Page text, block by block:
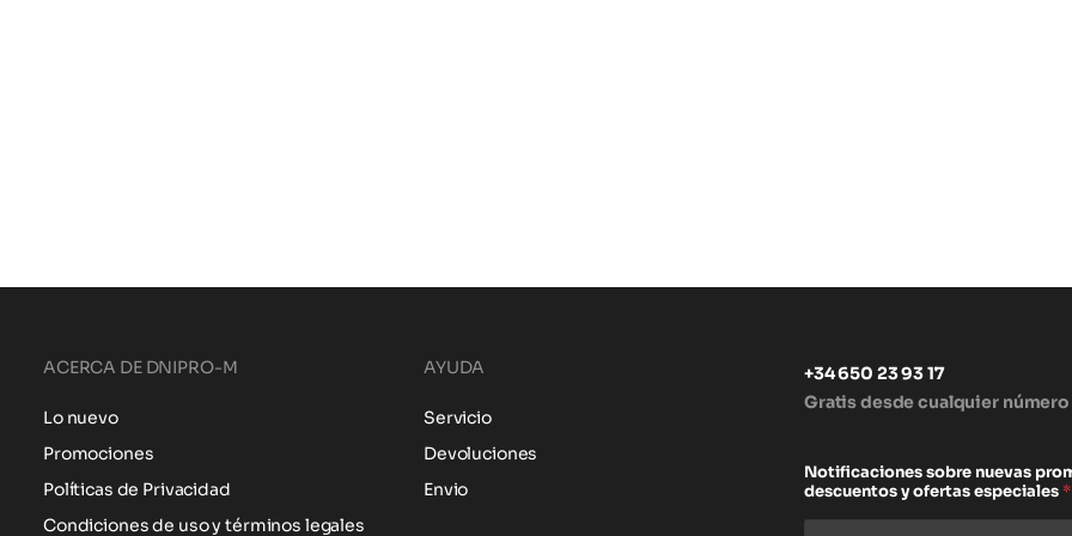
ACERCA DE DNIPRO-M
Lo nuevo
Promociones
Políticas de Privacidad
Condiciones de uso y términos legales
AYUDA
Servicio
Devoluciones
Envio
+34 650 23 93 17
Gratis desde cualquier número
Notificaciones sobre nuevas
descuentos y ofertas especiales*